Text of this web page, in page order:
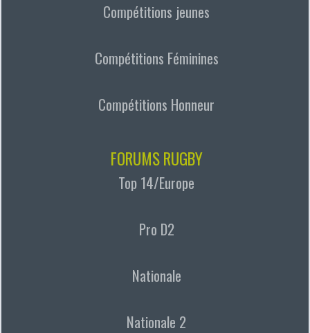
Compétitions jeunes
Compétitions Féminines
Compétitions Honneur
FORUMS RUGBY
Top 14/Europe
Pro D2
Nationale
Nationale 2